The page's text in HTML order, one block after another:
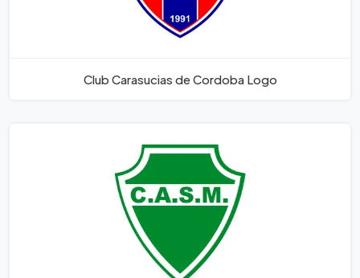
Club Carasucias de Cordoba Logo